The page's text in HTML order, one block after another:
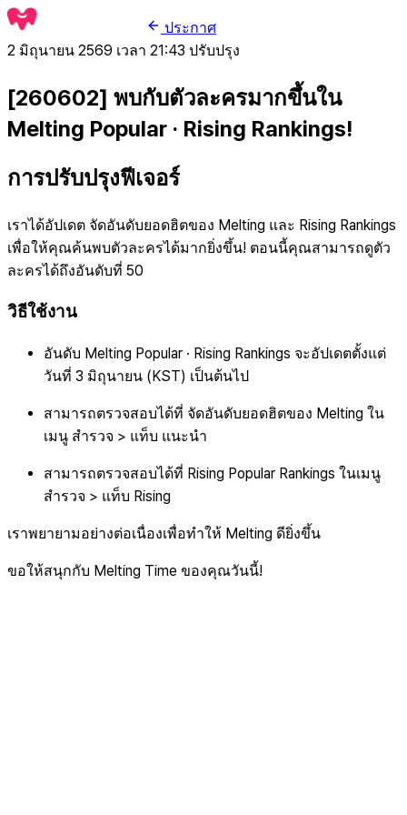
ประกาศ
2 มิถุนายน 2569 เวลา 21:43 ปรับปรุง
[260602] พบกับตัวละครมากขึ้นใน
Melting Popular · Rising Rankings!
การปรับปรุงฟีเจอร์
เราได้อัปเดต จัดอันดับยอดฮิตของ Melting และ Rising Rankings
เพื่อให้คุณค้นพบตัวละครได้มากยิ่งขึ้น! ตอนนี้คุณสามารถดูตัว
ละครได้ถึงอันดับที่ 50
วิธีใช้งาน
อันดับ Melting Popular · Rising Rankings จะอัปเดตตั้งแต่
วันที่ 3 มิถุนายน (KST) เป็นต้นไป
สามารถตรวจสอบได้ที่ จัดอันดับยอดฮิตของ Melting ใน
เมนู สำรวจ > แท็บ แนะนำ
สามารถตรวจสอบได้ที่ Rising Popular Rankings ในเมนู
สำรวจ > แท็บ Rising
เราพยายามอย่างต่อเนื่องเพื่อทำให้ Melting ดียิ่งขึ้น
ขอให้สนุกกับ Melting Time ของคุณวันนี้!